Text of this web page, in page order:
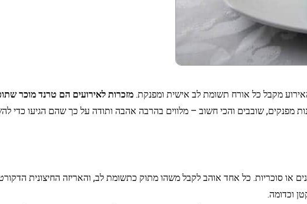
מקבל כל אורח תשומת לב אישית ומפנקת. מזכרות לאירועים הם טרנד מוכר
מפנקים, שובבים והכי חשוב – מלווים בהרבה אהבה ותודה על כך שהם הגיעו
או סוכריות. כל אחד אוהב לקבל משהו מתוק כתשומת לב, והאריזה החיצונית
וכדומה.